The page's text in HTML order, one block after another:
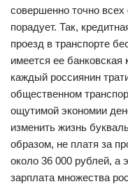
совершенно точно всех
порадует. Так,
проезд в транспорте
имеется ее банковская
каждый россиянин
общественном
ощутимой экономии
изменить жизнь
образом, не платя за
около 36 000 рублей, а
зарплата множества